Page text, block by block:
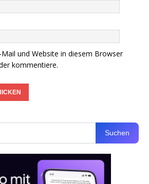
und Website in diesem Browser
kommentiere.
Suchen